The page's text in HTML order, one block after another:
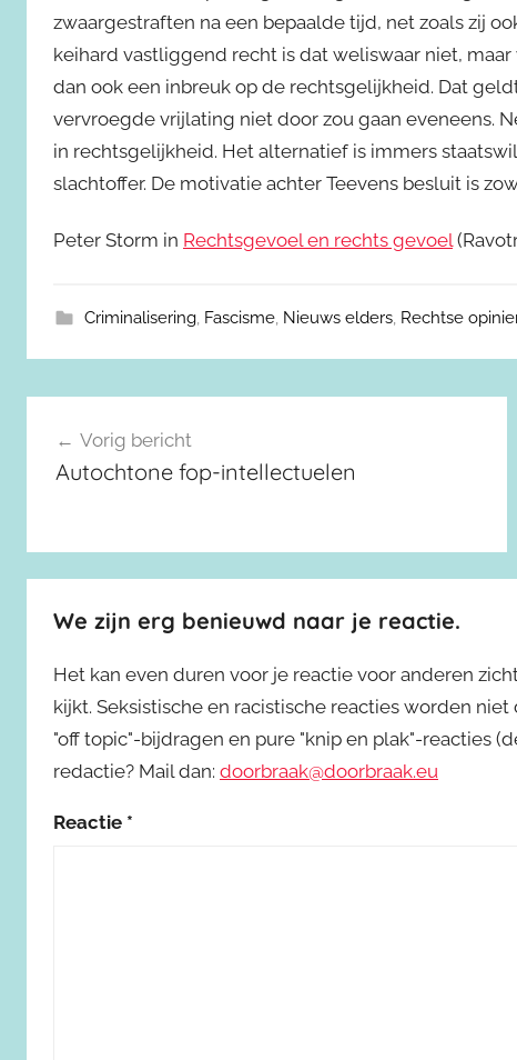
zwaargestraften na een bepaalde tijd, net zoals zij
keihard vastliggend recht is dat weliswaar niet,
dan ook een inbreuk op de rechtsgelijkheid. Dat
vervroegde vrijlating niet door zou gaan eveneens.
in rechtsgelijkheid. Het alternatief is immers
slachtoffer. De motivatie achter Teevens besluit is
Peter Storm in Rechtsgevoel en rechts gevoel
Criminalisering, Fascisme, Nieuws elders, Rechtse
Berichtnavigatie
Vorig bericht
Autochtone fop-intellectuelen
We zijn erg benieuwd naar je reactie.
Het kan even duren voor je reactie voor anderen
kijkt. Seksistische en racistische reacties worden
"off topic"-bijdragen en pure "knip en plak"-reacties
redactie? Mail dan: doorbraak@doorbraak.eu
Reactie *